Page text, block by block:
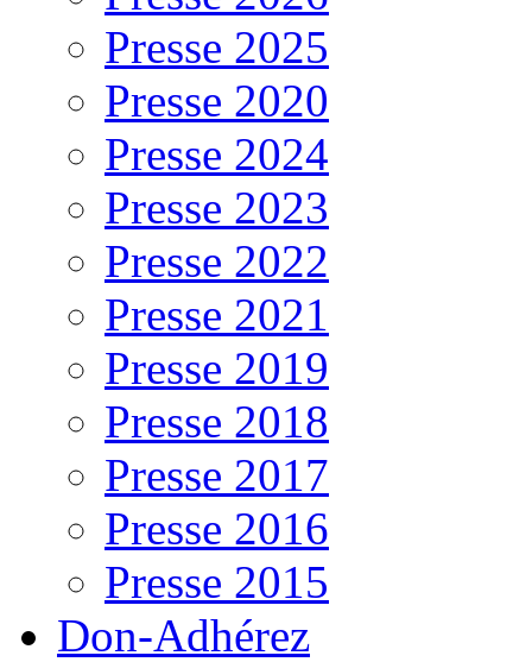
Presse 2025
Presse 2020
Presse 2024
Presse 2023
Presse 2022
Presse 2021
Presse 2019
Presse 2018
Presse 2017
Presse 2016
Presse 2015
Don-Adhérez